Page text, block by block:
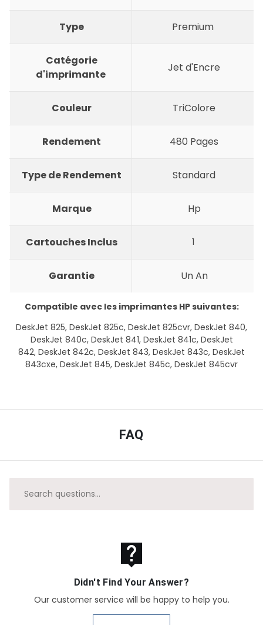
Type Premium
Catégorie
d'imprimante
Jet d'Encre
Couleur TriColore
Rendement 480 Pages
Type de Rendement Standard
Marque Hp
Cartouches Inclus 1
Garantie Un An
Compatible avec les imprimantes HP suivantes:
DeskJet 825, DeskJet 825c, DeskJet 825cvr, DeskJet 840,
DeskJet 840c, DeskJet 841, DeskJet 841c, DeskJet
842, DeskJet 842c, DeskJet 843, DeskJet 843c, DeskJet
843cxe, DeskJet 845, DeskJet 845c, DeskJet 845cvr
FAQ
live_help
Didn't Find Your Answer?
Our customer service will be happy to help you.